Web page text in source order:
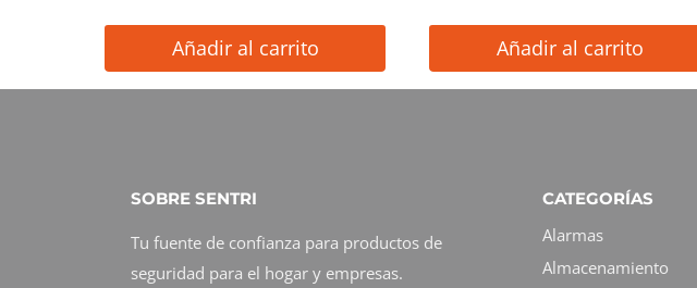
Añadir al carrito Añadir al carrito
SOBRE SENTRI
Tu fuente de confianza para productos de
seguridad para el hogar y empresas.
CATEGORÍAS
Alarmas
Almacenamiento